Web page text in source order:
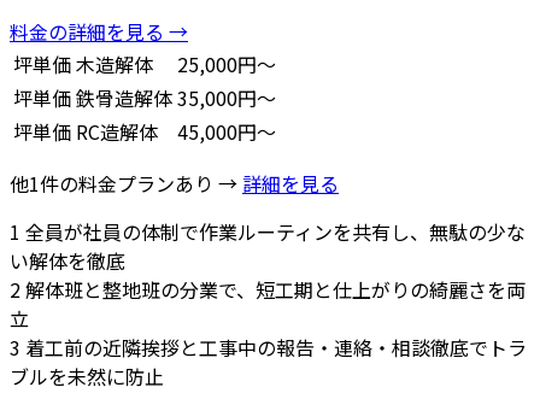
料金の詳細を見る →
坪単価木造解体
25,000円～
坪単価鉄骨造解体35,000円～
坪単価 RC造解体
45,000円～
他1件の料金プランあり → 詳細を見る
1 全員が社員の体制で作業ルーティンを共有し、無駄の少な
い解体を徹底
2解体班と整地班の分業で、短工期と仕上がりの綺麗さを両
立
3 着工前の近隣挨拶と工事中の報告・連絡・相談徹底でトラ
ブルを未然に防止